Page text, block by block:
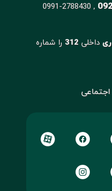
0991-2788430 ,
داخلی 312 را شماره